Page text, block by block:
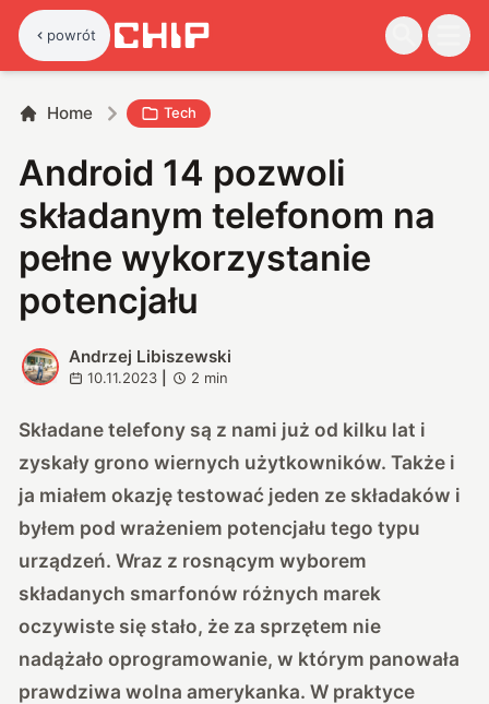
powrót
Home Tech
Android 14 pozwoli
składanym telefonom na
pełne wykorzystanie
potencjału
A
Andrzej Libiszewski
10.11.2023 2 min
Składane telefony są z nami już od kilku lat i
zyskały grono wiernych użytkowników. Także i
ja miałem okazję testować jeden ze składaków i
byłem pod wrażeniem potencjału tego typu
urządzeń. Wraz z rosnącym wyborem
składanych smarfonów różnych marek
oczywiste się stało, że za sprzętem nie
nadążało oprogramowanie, w którym panowała
prawdziwa wolna amerykanka. W praktyce